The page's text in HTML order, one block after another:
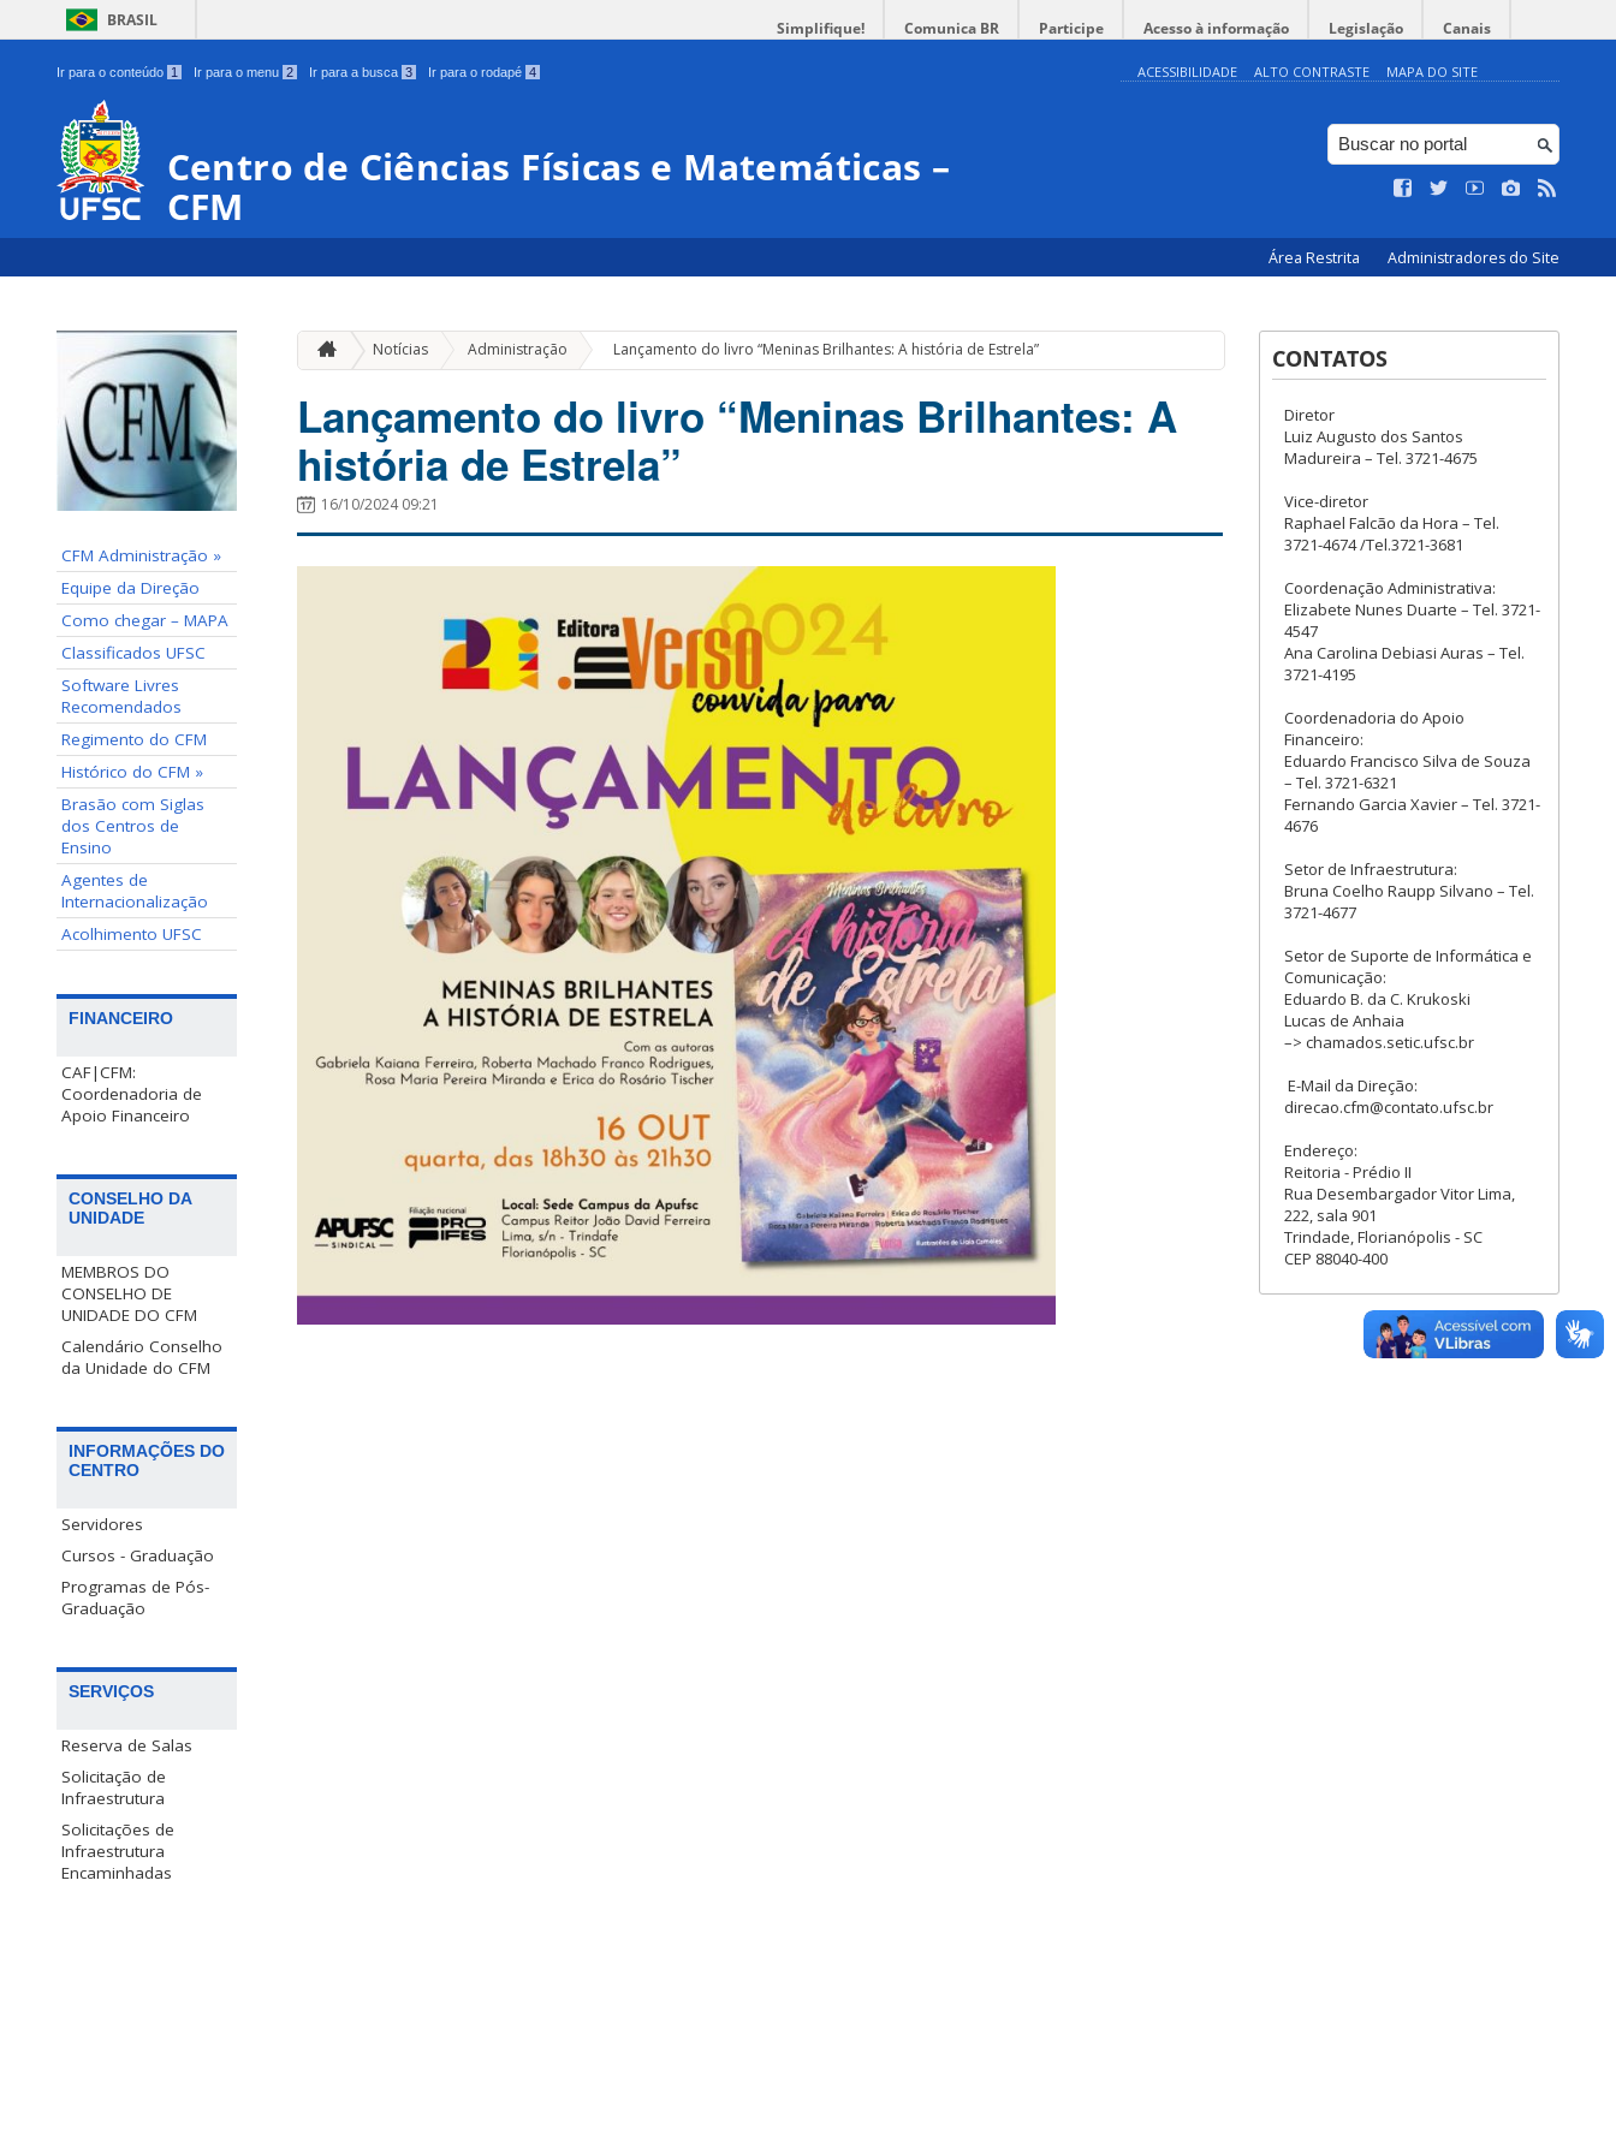
BRASIL Simplifique! Comunica BR Participe Acesso à informação Legislação Canais
Ir para o conteúdo 1 Ir para o menu 2 Ir para a busca 3 Ir para o rodapé 4 ACESSIBILIDADE ALTO CONTRASTE MAPA DO SITE
Centro de Ciências Físicas e Matemáticas –
CFM
Área Restrita Administradores do Site
CFM Administração »
Equipe da Direção
Como chegar – MAPA
Classificados UFSC
Software Livres
Recomendados
Regimento do CFM
Histórico do CFM »
Brasão com Siglas
dos Centros de
Ensino
Agentes de
Internacionalização
Acolhimento UFSC
FINANCEIRO
CAF|CFM:
Coordenadoria de
Apoio Financeiro
CONSELHO DA
UNIDADE
MEMBROS DO
CONSELHO DE
UNIDADE DO CFM
Calendário Conselho
da Unidade do CFM
INFORMAÇÕES DO
CENTRO
Servidores
Cursos - Graduação
Programas de Pós-
Graduação
SERVIÇOS
Reserva de Salas
Solicitação de
Infraestrutura
Solicitações de
Infraestrutura
Encaminhadas
Notícias Administração » Lançamento do livro “Meninas Brilhantes: A história de Estrela”
Lançamento do livro “Meninas Brilhantes: A
história de Estrela”
16/10/2024 09:21
CONTATOS
Diretor
Luiz Augusto dos Santos
Madureira – Tel. 3721-4675
Vice-diretor
Raphael Falcão da Hora – Tel.
3721-4674 /Tel.3721-3681
Coordenação Administrativa:
Elizabete Nunes Duarte – Tel. 3721-
4547
Ana Carolina Debiasi Auras – Tel.
3721-4195
Coordenadoria do Apoio
Financeiro:
Eduardo Francisco Silva de Souza
– Tel. 3721-6321
Fernando Garcia Xavier – Tel. 3721-
4676
Setor de Infraestrutura:
Bruna Coelho Raupp Silvano – Tel.
3721-4677
Setor de Suporte de Informática e
Comunicação:
Eduardo B. da C. Krukoski
Lucas de Anhaia
–> chamados.setic.ufsc.br
E-Mail da Direção:
direcao.cfm@contato.ufsc.br
Endereço:
Reitoria - Prédio II
Rua Desembargador Vitor Lima,
222, sala 901
Trindade, Florianópolis - SC
CEP 88040-400